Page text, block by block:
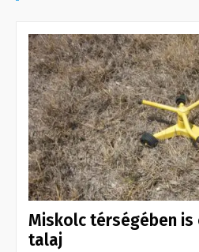
Miskolc térségében is
talaj